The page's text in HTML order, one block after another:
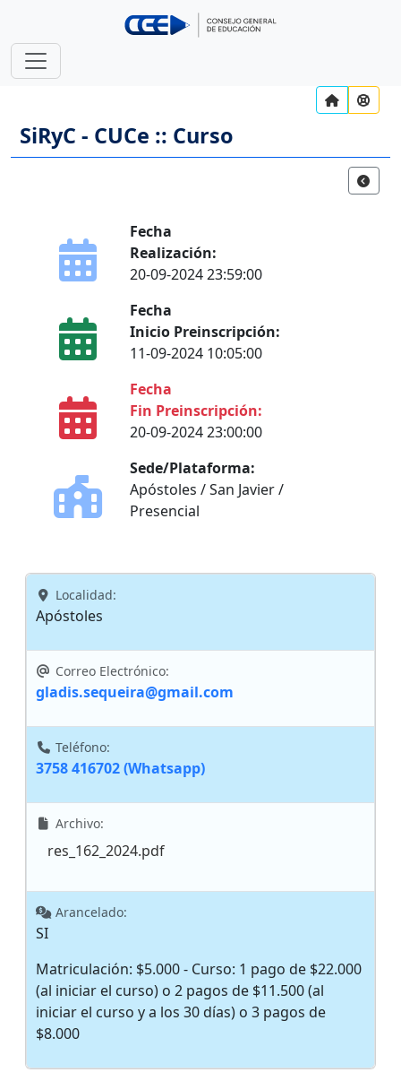
SiRyC - CUCe :: Curso
Fecha
Realización:
20-09-2024 23:59:00
Fecha
Inicio Preinscripción:
11-09-2024 10:05:00
Fecha
Fin Preinscripción:
20-09-2024 23:00:00
Sede/Plataforma:
Apóstoles / San Javier /
Presencial
Localidad:
Apóstoles
Correo Electrónico:
gladis.sequeira@gmail.com
Teléfono:
3758 416702 (Whatsapp)
Archivo:
res_162_2024.pdf
Arancelado:
SI
Matriculación: $5.000 - Curso: 1 pago de $22.000
(al iniciar el curso) o 2 pagos de $11.500 (al
iniciar el curso y a los 30 días) o 3 pagos de
$8.000